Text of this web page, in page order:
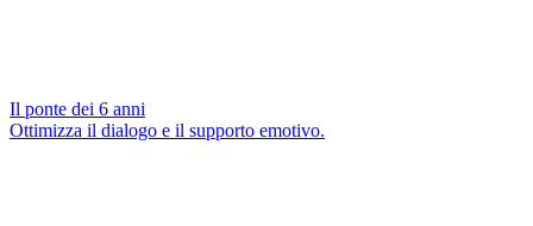
Il ponte dei 6 anni
Ottimizza il dialogo e il supporto emotivo.